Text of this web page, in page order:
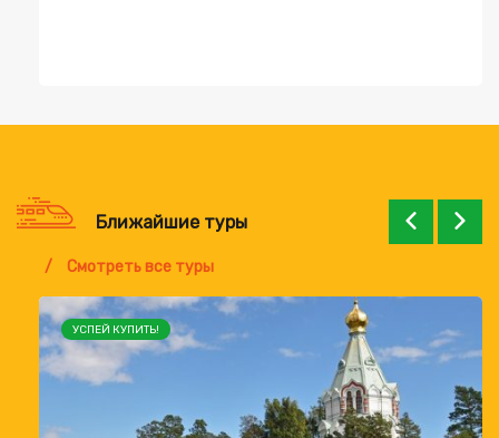
Ближайшие туры
Смотреть все туры
УСПЕЙ КУПИТЬ!